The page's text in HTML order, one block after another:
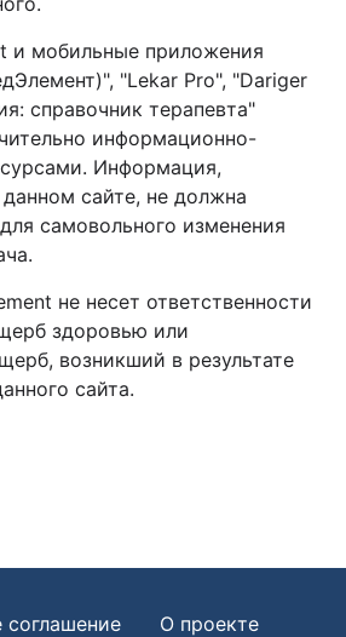
и мобильные приложения
"Lekar Pro", "Dariger
справочник терапевта"
информационно-
Информация,
сайте, не должна
самовольного изменения
не несет ответственности
здоровью или
возникший в результате
сайта.
соглашение
О проекте